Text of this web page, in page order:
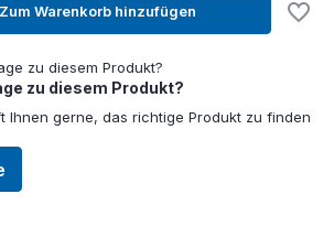
Zum Warenkorb hinzufügen
zu diesem Produkt?
Ihnen gerne, das richtige Produkt zu finden